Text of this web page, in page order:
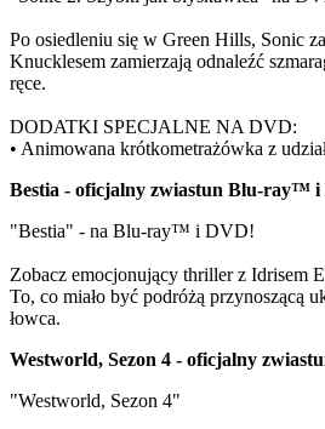
Po osiedleniu się w Green Hills, Sonic
Knucklesem zamierzają odnaleźć
ręce.
DODATKI SPECJALNE NA DVD:
• Animowana krótkometrażówka z
Bestia - oficjalny zwiastun Blu-ray™
"Bestia" - na Blu-ray™ i DVD!
Zobacz emocjonujący thriller z Idrisem
To, co miało być podróżą przynoszącą
łowca.
Westworld, Sezon 4 - oficjalny
"Westworld, Sezon 4"